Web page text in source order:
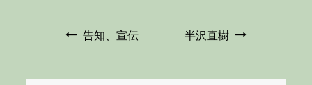
投
稿
告知、宣伝 半沢直樹